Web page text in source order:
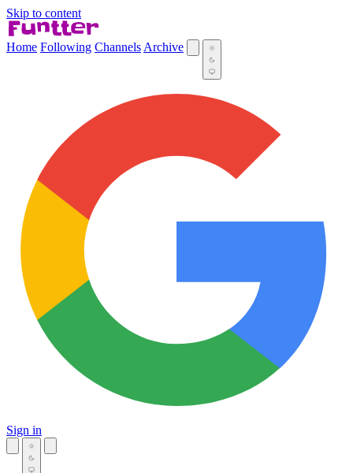
Skip to content
Home Following Channels Archive
Sign in